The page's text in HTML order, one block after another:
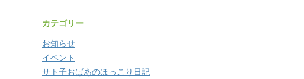
カテゴリー
お知らせ
イベント
サト子おばあのほっこり日記